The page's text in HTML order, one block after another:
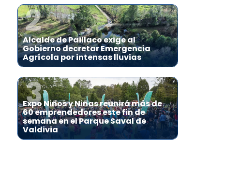
2
Alcalde de Paillaco exige al
Gobierno decretar Emergencia
Agrícola por intensas lluvias
3
Expo Niños y Niñas reunirá más de
60 emprendedores este fin de
semana en el Parque Saval de
Valdivia